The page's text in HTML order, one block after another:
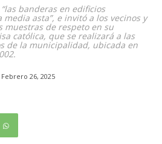
banderas en edificios
asta”, e invitó a los vecinos y
muestras de respeto en su
católica, que se realizará a las
de la municipalidad, ubicada en
Febrero 26, 2025